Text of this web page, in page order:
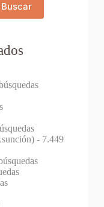
Buscar
- 7.449